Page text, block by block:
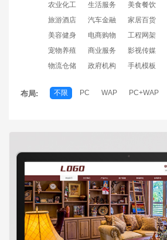
农业化工
生活服务 美食餐饮
旅游酒店
汽车金融 家居百货
美容健身
电商购物 工程网架
宠物养殖
商业服务 影视传媒
物流仓储
政府机构 手机模板
布局: 不限 PC WAP PC+WAP